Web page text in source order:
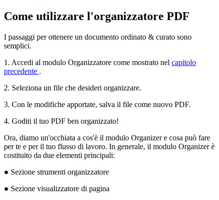
Come utilizzare l'organizzatore PDF
I passaggi per ottenere un documento ordinato & curato sono
semplici.
1. Accedi al modulo Organizzatore come mostrato nel capitolo
precedente .
2. Seleziona un file che desideri organizzare.
3. Con le modifiche apportate, salva il file come nuovo PDF.
4. Goditi il tuo PDF ben organizzato!
Ora, diamo un'occhiata a cos'è il modulo Organizer e cosa può fare
per te e per il tuo flusso di lavoro. In generale, il modulo Organizer è
costituito da due elementi principali:
● Sezione strumenti organizzatore
● Sezione visualizzatore di pagina